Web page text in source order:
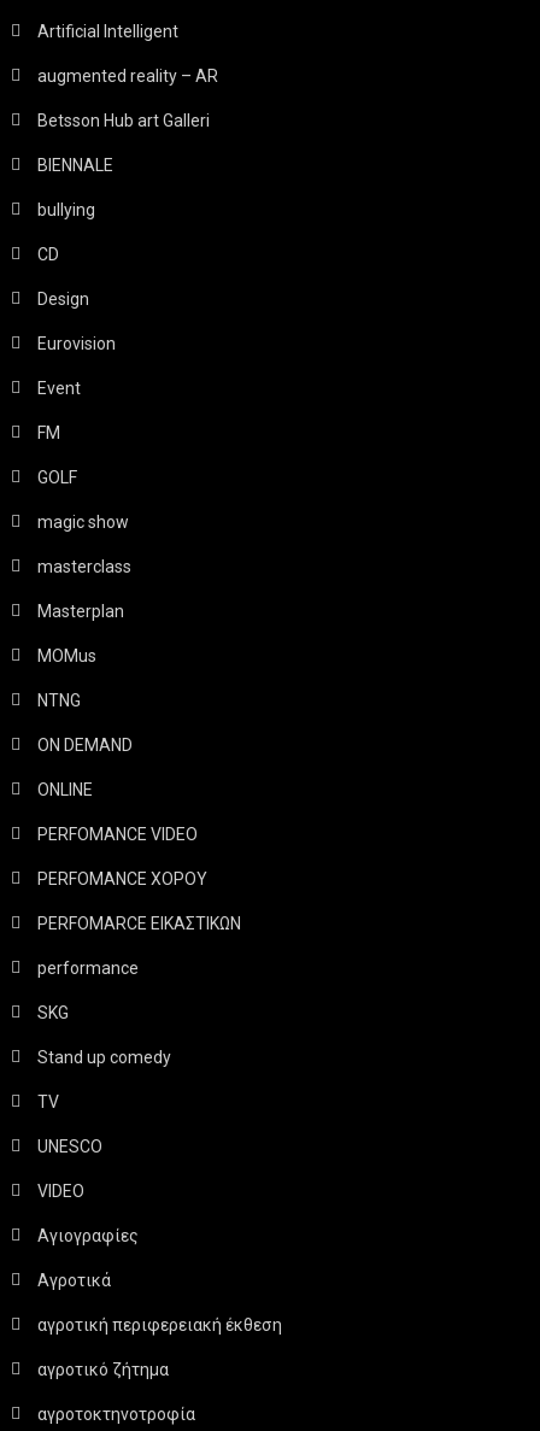
Artificial Intelligent
augmented reality – AR
Betsson Hub art Galleri
BIENNALE
bullying
CD
Design
Eurovision
Event
FM
GOLF
magic show
masterclass
Masterplan
MOMus
NTNG
ON DEMAND
ONLINE
PERFOMANCE VIDEO
PERFOMANCE ΧΟΡΟΥ
PERFOMARCE ΕΙΚΑΣΤΙΚΩΝ
performance
SKG
Stand up comedy
TV
UNESCO
VIDEO
Αγιογραφίες
Αγροτικά
αγροτική περιφερειακή έκθεση
αγροτικό ζήτημα
αγροτοκτηνοτροφία